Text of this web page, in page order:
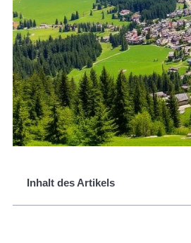
Inhalt des Artikels